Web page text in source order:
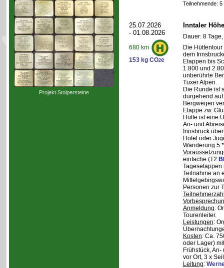
Projekt Stolpersteine
Teilnehmende:
25.07.2026
- 01.08.2026
680 km
153 kg CO2e
Inntaler
Dauer: 8
Die
dem
Etappen bis
1.800 und
unberührte
Tuxer Alpen.
Die Runde ist
durgehend
Bergwegen
Etappe zw.
Hütte ist eine
An- und
Innsbruck
Hotel oder
Wanderung 5
einfache (T2
Tagesetappen
Teilnahme an
Personen zur
Anmeldung:
Tourenleiter.
Leistungen:
Kosten: Ca.
oder Lager)
Frühstück,
vor Ort, 3 x
Leitung: